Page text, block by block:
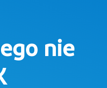
nie